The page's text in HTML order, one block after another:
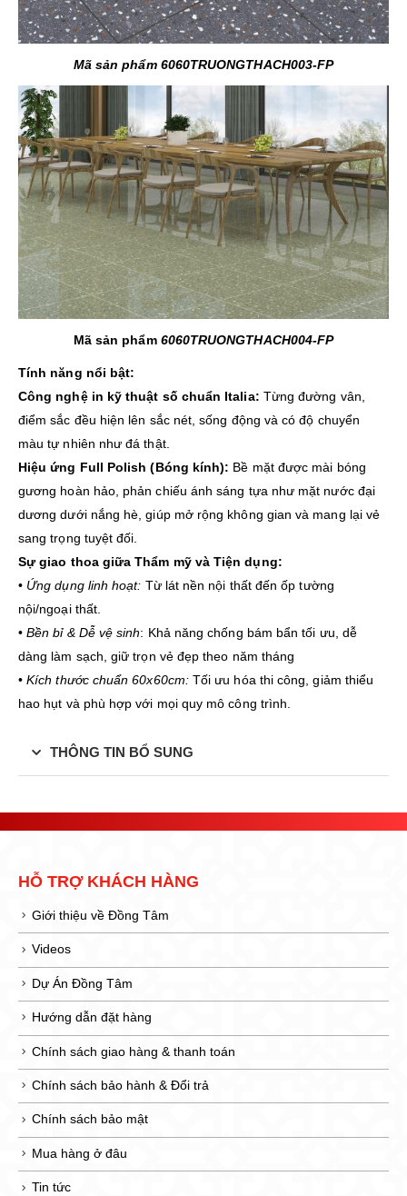
Mã sản phẩm 6060TRUONGTHACH003-FP
Mã sản phẩm 6060TRUONGTHACH004-FP
Tính năng nổi bật:
Công nghệ in kỹ thuật số chuẩn Italia: Từng đường vân,
điểm sắc đều hiện lên sắc nét, sống động và có độ chuyển
màu tự nhiên như đá thật.
Hiệu ứng Full Polish (Bóng kính): Bề mặt được mài bóng
gương hoàn hảo, phản chiếu ánh sáng tựa như mặt nước đại
dương dưới nắng hè, giúp mở rộng không gian và mang lại vẻ
sang trọng tuyệt đối.
Sự giao thoa giữa Thẩm mỹ và Tiện dụng:
• Ứng dụng linh hoạt: Từ lát nền nội thất đến ốp tường
nội/ngoại thất.
•Bền bỉ & Dễ vệ sinh: Khả năng chống bám bẩn tối ưu, dễ
dàng làm sạch, giữ trọn vẻ đẹp theo năm tháng
•Kích thước chuẩn 60x60cm:Tối ưu hóa thi công, giảm thiểu
hao hụt và phù hợp với mọi quy mô công trình.
THÔNG TIN BỔ SUNG
HỖ TRỢ KHÁCH HÀNG
Giới thiệu về Đồng Tâm
Videos
Dự Án Đồng Tâm
Hướng dẫn đặt hàng
Chính sách giao hàng & thanh toán
Chính sách bảo hành & Đổi trả
Chính sách bảo mật
Mua hàng ở đâu
Tin tức